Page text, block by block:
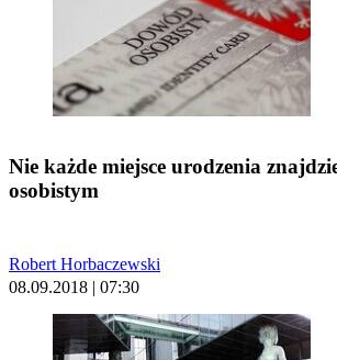
Nie każde miejsce urodzenia
osobistym
Robert Horbaczewski
08.09.2018 | 07:30